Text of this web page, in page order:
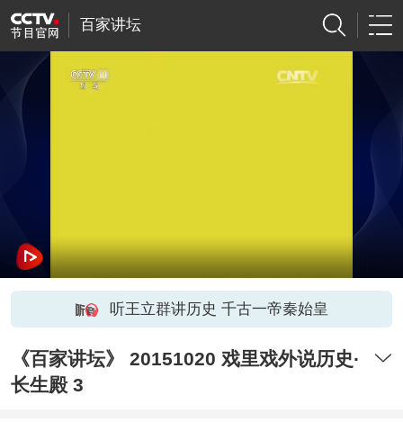
百家讲坛
听王立群讲历史 千古一帝秦始皇
《百家讲坛》 20151020 戏里戏外说历史·
长生殿 3